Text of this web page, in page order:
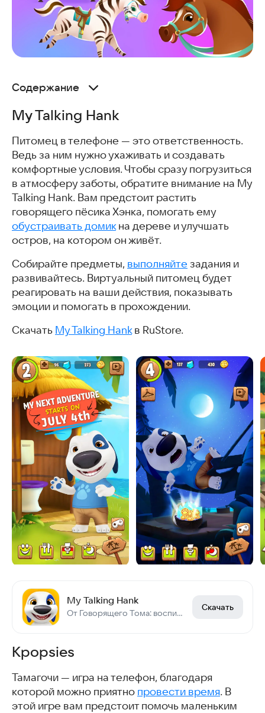
Содержание
Kpopsies
Валера
Pixie the Pony
Duddu
Питомания
Moy 6 the Virtual Pet Game
Тамагоша
Скачать игры с виртуальными питомцами
С этими играми скачивают
Часто задаваемые вопросы
Интересные статьи
My Talking Hank
Питомец в телефоне — это ответственность.
Ведь за ним нужно ухаживать и создавать
комфортные условия. Чтобы сразу погрузиться
в атмосферу заботы, обратите внимание на My
Talking Hank. Вам предстоит растить
говорящего пёсика Хэнка, помогать ему
обустраивать домикна дереве и улучшать
остров, на котором он живёт.
Собирайте предметы, выполняйте задания и
развивайтесь. Виртуальный питомец будет
реагировать на ваши действия, показывать
эмоции и помогать в прохождении.
Скачать My Talking Hankв RuStore.
My Talking Hank
От Говорящего Тома: воспитай милого щенка Хэнка!
Скачать
Kpopsies
Тамагочи — игра на телефон, благодаря
которой можно приятно провести время. В
этой игре вам предстоит помочь маленьким